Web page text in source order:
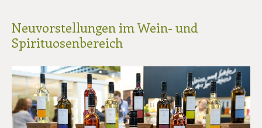
Neuvorstellungen im Wein- und
Spirituosenbereich